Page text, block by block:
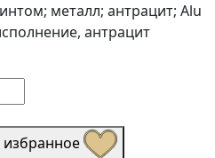
металл; антрацит; Alu
антрацит